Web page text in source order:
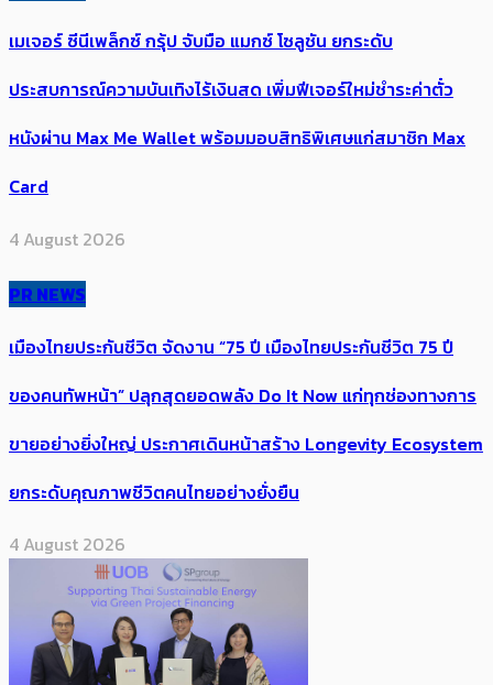
เมเจอร์ ซีนีเพล็กซ์ กรุ้ป จับมือ แมกซ์ โซลูชัน ยกระดับ
ประสบการณ์ความบันเทิงไร้เงินสด เพิ่มฟีเจอร์ใหม่ชำระค่าตั๋ว
หนังผ่าน Max Me Wallet พร้อมมอบสิทธิพิเศษแก่สมาชิก Max
Card
4 August 2026
PR NEWS
เมืองไทยประกันชีวิต จัดงาน “75 ปี เมืองไทยประกันชีวิต 75 ปี
ของคนทัพหน้า” ปลุกสุดยอดพลัง Do It Now แก่ทุกช่องทางการ
ขายอย่างยิ่งใหญ่ ประกาศเดินหน้าสร้าง Longevity Ecosystem
ยกระดับคุณภาพชีวิตคนไทยอย่างยั่งยืน
4 August 2026